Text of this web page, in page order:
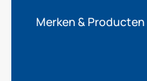
Merken & Producten